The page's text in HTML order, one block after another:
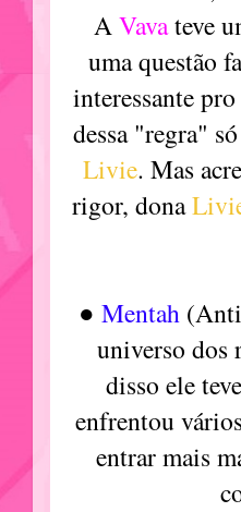
AVavateve
uma questão
interessante
dessa "regra"
Livie. Mas
rigor, dona
●Mentah (
universo dos
disso ele
enfrentou
entrar mais